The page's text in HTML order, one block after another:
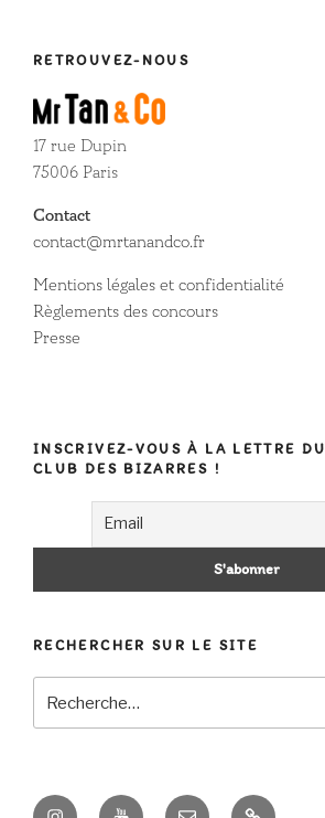
RETROUVEZ-NOUS
17 rue Dupin
75006 Paris
Contact
contact@mrtanandco.fr
Mentions légales et confidentialité
Règlements des concours
Presse
INSCRIVEZ-VOUS À LA LETTRE DU
CLUB DES BIZARRES !
RECHERCHER SUR LE SITE
InstagramYoutube E- Contact